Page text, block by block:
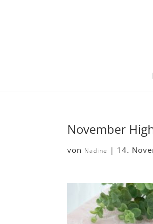
November
von Nadine | 14.